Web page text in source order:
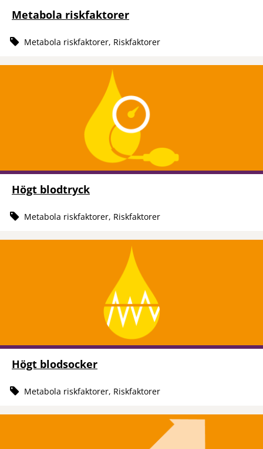
Metabola riskfaktorer
Metabola riskfaktorer, Riskfaktorer
Högt blodtryck
Metabola riskfaktorer, Riskfaktorer
Högt blodsocker
Metabola riskfaktorer, Riskfaktorer